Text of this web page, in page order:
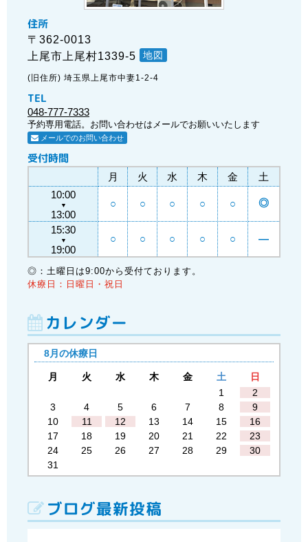
住所
〒362-0013
上尾市上尾村1339-5
地図
(旧住所) 埼玉県上尾市中妻1-2-4
TEL
048-777-7333
予約専用電話。お問い合わせはメールでお願いいたします
メールでのお問い合わせ
受付時間
月 火 水 木 金
土
10:00
▼
13:00
○ ○ ○ ○ ○ ◎
15:30
▼
19:00
○ ○ ○ ○ ○ ―
◎：土曜日は9:00から受付ております。
休療日：日曜日・祝日
カレンダー
8月の休療日
月 火 水 木 金 土
日
1
2
3
4 5 6 7 8
9
10
11 12 13 14 15
16
17
18 19 20 21 22
23
24
25 26 27 28 29
30
31
ブログ最新投稿